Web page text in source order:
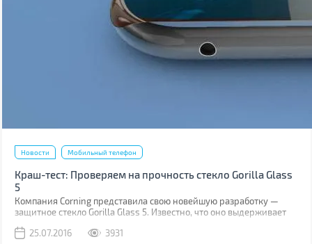
Новости Мобильный телефон
Краш-тест: Проверяем на прочность стекло Gorilla Glass
5
Компания Corning представила свою новейшую разработку —
защитное стекло Gorilla Glass 5. Известно, что оно выдерживает
Как правило, большинство из них происходит при фотосессиях
25.07.2016 3931